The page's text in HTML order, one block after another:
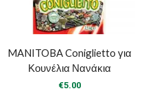
MANITOBA Coniglietto για
Κουνέλια Νανάκια
€5.00